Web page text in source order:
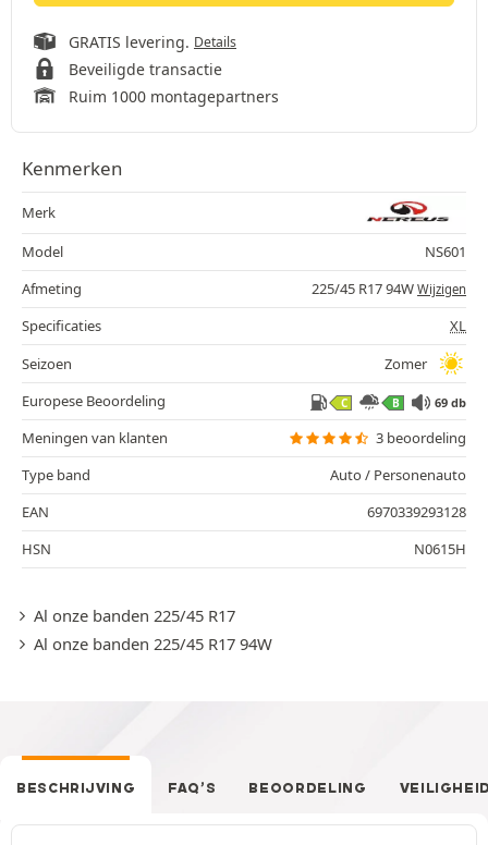
GRATIS levering. Details
Beveiligde transactie
Ruim 1000 montagepartners
Kenmerken
Merk
Model
NS601
Afmeting
225/45 R17 94W Wijzigen
Specificaties
XL
Seizoen
Zomer
Europese Beoordeling
C B 69 db
Meningen van klanten
3 beoordeling
Type band
Auto / Personenauto
EAN
6970339293128
HSN
N0615H
Al onze banden 225/45 R17
Al onze banden 225/45 R17 94W
BESCHRIJVING FAQ’S BEOORDELING